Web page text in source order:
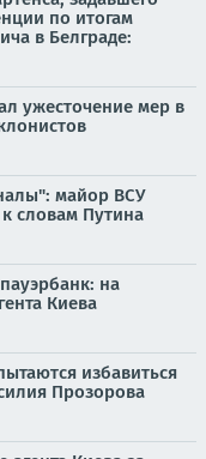
по итогам
в Белграде:
ужесточение мер в
майор ВСУ
словам Путина
на
Киева
избавиться
Прозорова